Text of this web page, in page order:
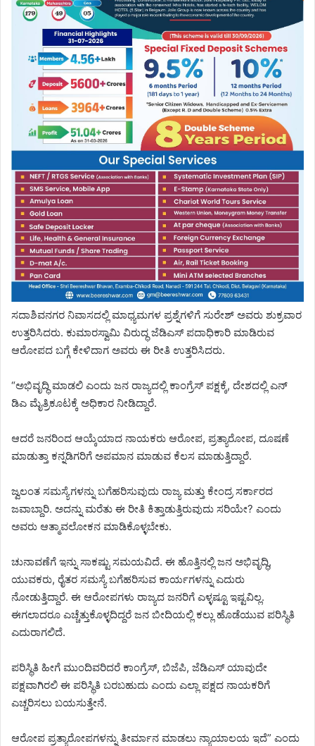
ಸದಾಶಿವನಗರ ನಿವಾಸದಲ್ಲಿ ಮಾಧ್ಯಮಗಳ ಪ್ರಶ್ನೆಗಳಿಗೆ ಸುರೇಶ್ ಅವರು ಶುಕ್ರವಾರ
ಉತ್ತರಿಸಿದರು. ಕುಮಾರಸ್ವಾಮಿ ವಿರುದ್ಧ ಜೆಡಿಎಸ್ ಪದಾಧಿಕಾರಿ ಮಾಡಿರುವ
ಆರೋಪದ ಬಗ್ಗೆ ಕೇಳಿದಾಗ ಅವರು ಈ ರೀತಿ ಉತ್ತರಿಸಿದರು.
“ಅಭಿವೃದ್ಧಿ ಮಾಡಲಿ ಎಂದು ಜನ ರಾಜ್ಯದಲ್ಲಿ ಕಾಂಗ್ರೆಸ್ ಪಕ್ಷಕ್ಕೆ, ದೇಶದಲ್ಲಿ ಎನ್
ಡಿಎ ಮೈತ್ರಿಕೂಟಕ್ಕೆ ಅಧಿಕಾರ ನೀಡಿದ್ದಾರೆ.
ಆದರೆ ಜನರಿಂದ ಆಯ್ಕೆಯಾದ ನಾಯಕರು ಆರೋಪ, ಪ್ರತ್ಯಾರೋಪ, ದೂಷಣೆ
ಮಾಡುತ್ತಾ ಕನ್ನಡಿಗರಿಗೆ ಅಪಮಾನ ಮಾಡುವ ಕೆಲಸ ಮಾಡುತ್ತಿದ್ದಾರೆ.
ಜ್ವಲಂತ ಸಮಸ್ಯೆಗಳನ್ನು ಬಗೆಹರಿಸುವುದು ರಾಜ್ಯ ಮತ್ತು ಕೇಂದ್ರ ಸರ್ಕಾರದ
ಜವಾಬ್ದಾರಿ. ಅದನ್ನು ಮರೆತು ಈ ರೀತಿ ಕಿತ್ತಾಡುತ್ತಿರುವುದು ಸರಿಯೇ? ಎಂದು
ಅವರು ಆತ್ಮಾವಲೋಕನ ಮಾಡಿಕೊಳ್ಳಬೇಕು.
ಚುನಾವಣೆಗೆ ಇನ್ನು ಸಾಕಷ್ಟು ಸಮಯವಿದೆ. ಈ ಹೊತ್ತಿನಲ್ಲಿ ಜನ ಅಭಿವೃದ್ಧಿ,
ಯುವಕರು, ರೈತರ ಸಮಸ್ಯೆ ಬಗೆಹರಿಸುವ ಕಾರ್ಯಗಳನ್ನು ಎದುರು
ನೋಡುತ್ತಿದ್ದಾರೆ. ಈ ಆರೋಪಗಳು ರಾಜ್ಯದ ಜನರಿಗೆ ಎಳ್ಳಷ್ಟೂ ಇಷ್ಟವಿಲ್ಲ.
ಈಗಲಾದರೂ ಎಚ್ಚೆತ್ತುಕೊಳ್ಳದಿದ್ದರೆ ಜನ ಬೀದಿಯಲ್ಲಿ ಕಲ್ಲು ಹೊಡೆಯುವ ಪರಿಸ್ಥಿತಿ
ಎದುರಾಗಲಿದೆ.
ಪರಿಸ್ಥಿತಿ ಹೀಗೆ ಮುಂದಿವರಿದರೆ ಕಾಂಗ್ರೆಸ್, ಬಿಜೆಪಿ, ಜೆಡಿಎಸ್ ಯಾವುದೇ
ಪಕ್ಷವಾಗಿರಲಿ ಈ ಪರಿಸ್ಥಿತಿ ಬರಬಹುದು ಎಂದು ಎಲ್ಲಾ ಪಕ್ಷದ ನಾಯಕರಿಗೆ
ಎಚ್ಚರಿಸಲು ಬಯಸುತ್ತೇನೆ.
ಆರೋಪ ಪ್ರತ್ಯಾರೋಪಗಳನ್ನು ತೀರ್ಮಾನ ಮಾಡಲು ನ್ಯಾಯಾಲಯ ಇದೆ” ಎಂದು